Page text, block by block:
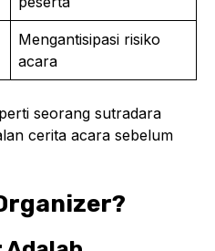
Mengantisipasi risiko
acara
seorang sutradara
cerita acara sebelum